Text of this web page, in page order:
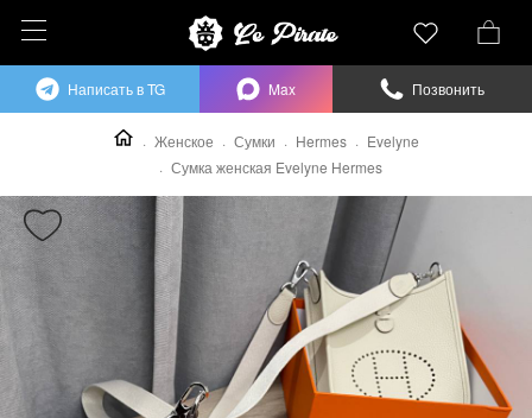
Женское Сумки Hermes
Evelyne
Сумка женская Evelyne Hermes
Написать в TG Max Позвонить